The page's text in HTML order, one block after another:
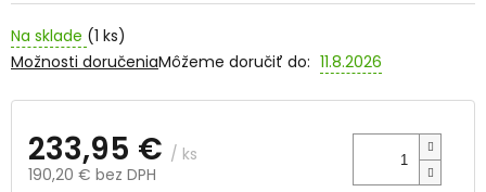
Na sklade (1 ks)
Môžeme doručiť do: 11.8.2026
Možnosti doručenia
233,95 € / ks
190,20 € bez DPH